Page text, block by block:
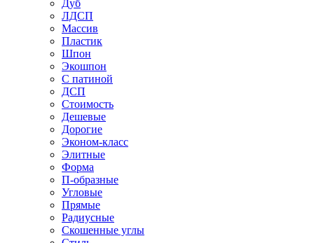
Дуб
ЛДСП
Массив
Пластик
Шпон
Экошпон
С патиной
ДСП
Стоимость
Дешевые
Дорогие
Эконом-класс
Элитные
Форма
П-образные
Угловые
Прямые
Радиусные
Скошенные углы